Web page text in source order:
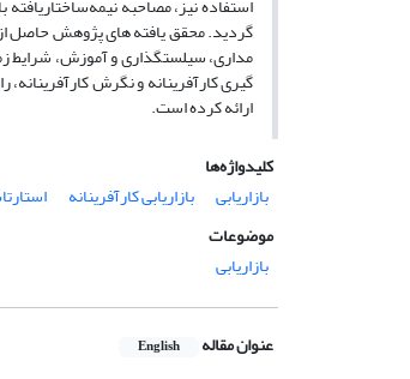
مداری، سیلستگذاری و آموزش، شرایط
گیری کارآفرینانه و نگرش
ارائه کرده است.
کلیدواژه‌ها
بازاریابی
بازاریابی کارآفرینانه
موضوعات
بازاریابی
عنوان مقاله English